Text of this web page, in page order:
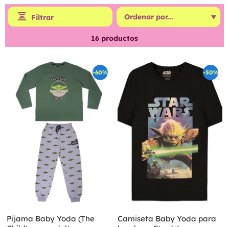
Filtrar
16 productos
-60%
Pijama Baby Yoda (The
-50%
Camiseta Baby Yoda para